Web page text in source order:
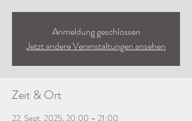
Anmeldung geschlossen
Jetzt andere Veranstaltungen ansehen
Zeit & Ort
22. Sept. 2025, 20:00 – 21:00